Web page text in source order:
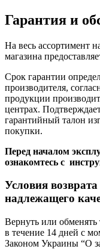
Гарантия и
На весь ассортимент
магазина
Срок гарантии
производителя,
продукции
центрах.
гарантийный талон
покупки.
Перед началом
ознакомтесь с
Условия
надлежащего
Вернуть или
в течение 14 дней с
Законом Украины “О